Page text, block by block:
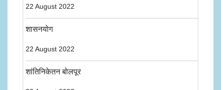
22 August 2022
शासनयोग
22 August 2022
शांतिनिकेतन बोलपूर